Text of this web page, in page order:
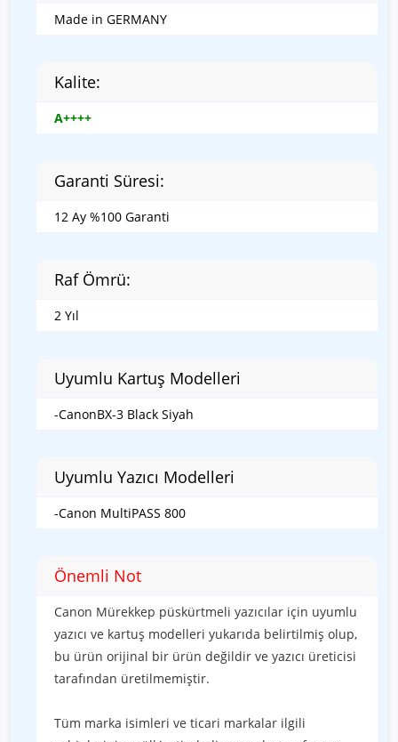
Made in GERMANY
Kalite:
A++++
Garanti Süresi:
12 Ay %100 Garanti
Raf Ömrü:
2 Yıl
Uyumlu Kartuş Modelleri
-CanonBX-3 Black Siyah
Uyumlu Yazıcı Modelleri
-Canon MultiPASS 800
Önemli Not
Canon Mürekkep püskürtmeli yazıcılar için uyumlu
yazıcı ve kartuş modelleri yukarıda belirtilmiş olup,
bu ürün orijinal bir ürün değildir ve yazıcı üreticisi
tarafından üretilmemiştir.
Tüm marka isimleri ve ticari markalar ilgili